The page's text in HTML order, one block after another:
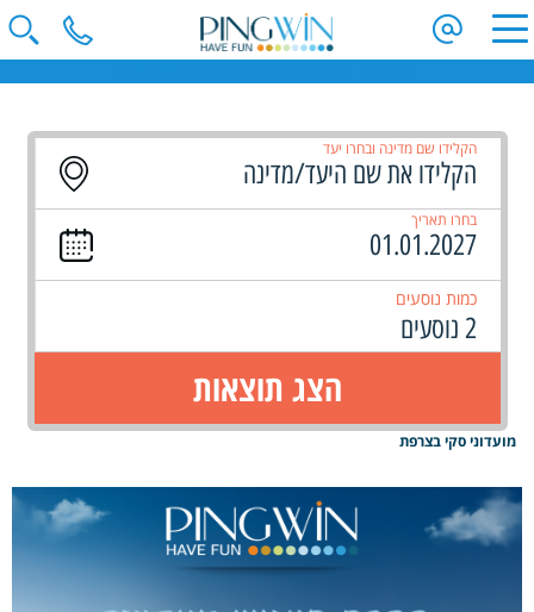
הקלידו שם מדינה ובחרו יעד
בחרו תאריך
כמות נוסעים
2 נוסעים
הצג תוצאות
מועדוני סקי בצרפת